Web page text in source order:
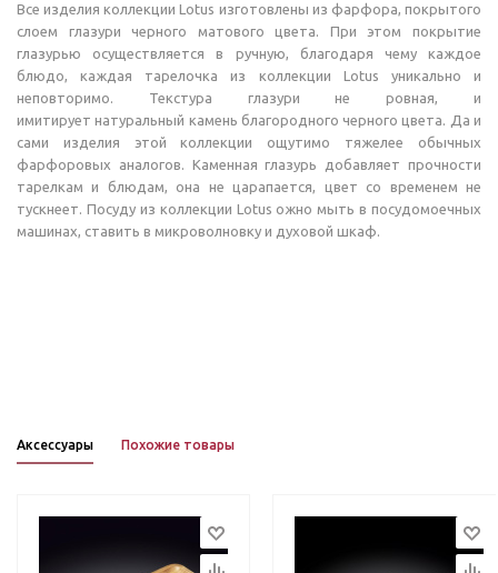
Все изделия коллекции Lotus изготовлены из фарфора, покрытого
слоем глазури черного матового цвета. При этом покрытие
глазурью осуществляется в ручную, благодаря чему каждое
блюдо, каждая тарелочка из коллекции Lotus уникально и
неповторимо. Текстура глазури не ровная, и
имитирует натуральный камень благородного черного цвета. Да и
сами изделия этой коллекции ощутимо тяжелее обычных
фарфоровых аналогов. Каменная глазурь добавляет прочности
тарелкам и блюдам, она не царапается, цвет со временем не
тускнеет. Посуду из коллекции Lotus ожно мыть в посудомоечных
машинах, ставить в микроволновку и духовой шкаф.
Аксессуары Похожие товары